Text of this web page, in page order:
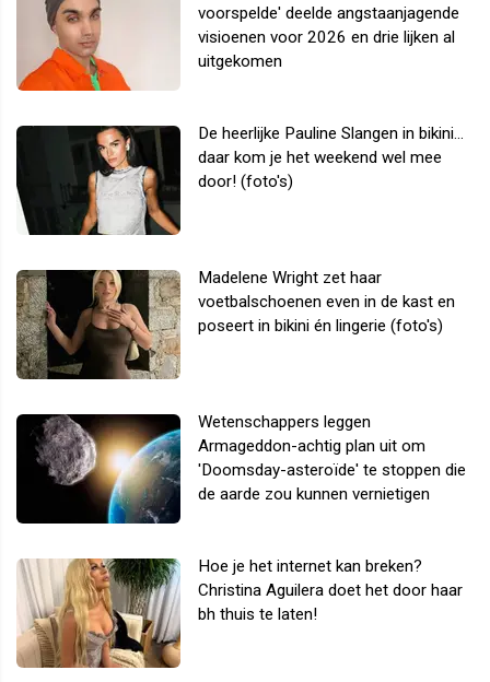
voorspelde' deelde angstaanjagende
visioenen voor 2026 en drie lijken al
uitgekomen
De heerlijke Pauline Slangen in bikini...
daar kom je het weekend wel mee
door! (foto's)
Madelene Wright zet haar
voetbalschoenen even in de kast en
poseert in bikini én lingerie (foto's)
Wetenschappers leggen
Armageddon-achtig plan uit om
'Doomsday-asteroïde' te stoppen die
de aarde zou kunnen vernietigen
Hoe je het internet kan breken?
Christina Aguilera doet het door haar
bh thuis te laten!